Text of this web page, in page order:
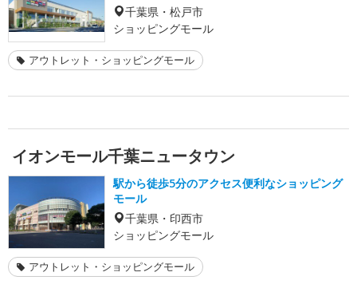
千葉県・松戸市
ショッピングモール
アウトレット・ショッピングモール
イオンモール千葉ニュータウン
駅から徒歩5分のアクセス便利なショッピング
モール
千葉県・印西市
ショッピングモール
アウトレット・ショッピングモール